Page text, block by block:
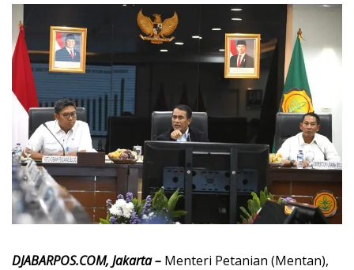
DJABARPOS.COM, Jakarta – Menteri Petanian (Mentan),